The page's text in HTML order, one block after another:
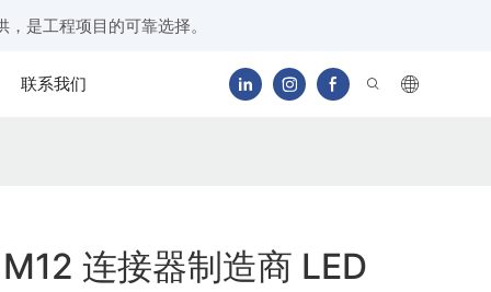
是工程项目的可靠选择。
联系我们
连接器制造商 LED